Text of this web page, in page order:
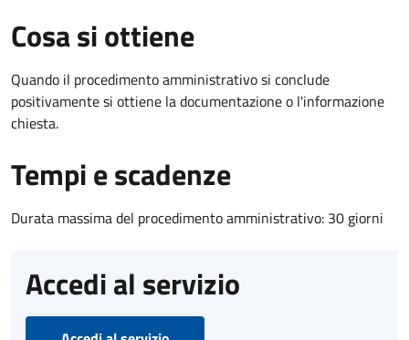
Cosa si ottiene
Quando il procedimento amministrativo si conclude
positivamente si ottiene la documentazione o l'informazione
chiesta.
Tempi e scadenze
Durata massima del procedimento amministrativo: 30 giorni
Accedi al servizio